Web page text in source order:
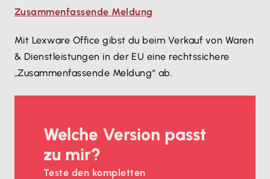
Zusammenfassende Meldung
Mit Lexware Office gibst du beim Verkauf von Waren
& Dienstleistungen in der EU eine rechtssichere
„Zusammenfassende Meldung“ ab.
Welche Version passt
zu mir?
Teste den kompletten